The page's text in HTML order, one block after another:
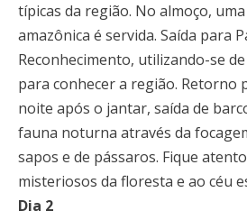
típicas da região. No almoço,
amazônica é servida. Saída para
Reconhecimento, utilizando-se
para conhecer a região. Retorno
noite após o jantar, saída de
fauna noturna através da
sapos e de pássaros. Fique
misteriosos da floresta e ao céu
Dia 2